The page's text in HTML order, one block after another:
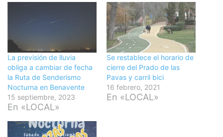
La previsión de lluvia
obliga a cambiar de fecha
la Ruta de Senderismo
Nocturna en Benavente
15 septiembre, 2023
En «LOCAL»
Se restablece el horario de
cierre del Prado de las
Pavas y carril bici
16 febrero, 2021
En «LOCAL»